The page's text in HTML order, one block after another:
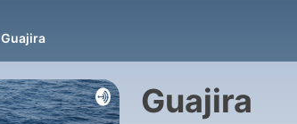
Guajira
Guajira